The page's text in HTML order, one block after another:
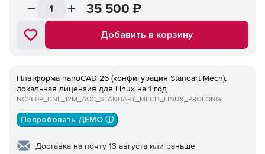
35 500 ₽
Добавить в корзину
Платформа nanoCAD 26 (конфигурация Standart Mech),
локальная лицензия для Linux на 1 год
NC260P_CNL_12M_ACC_STANDART_MECH_LINUX_PROLONG
Попробовать ДЕМО ⓘ
Доставка на почту 13 августа или раньше